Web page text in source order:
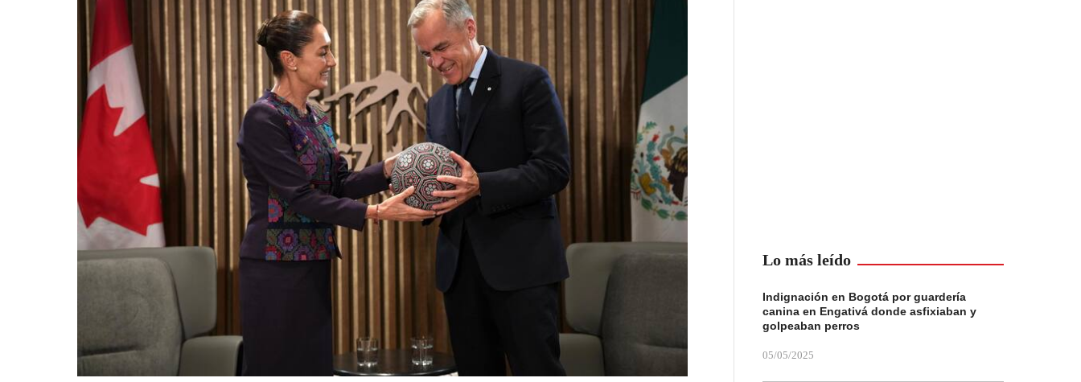
Lo más leído
Indignación en Bogotá por guardería
canina en Engativá donde asfixiaban y
golpeaban perros
05/05/2025